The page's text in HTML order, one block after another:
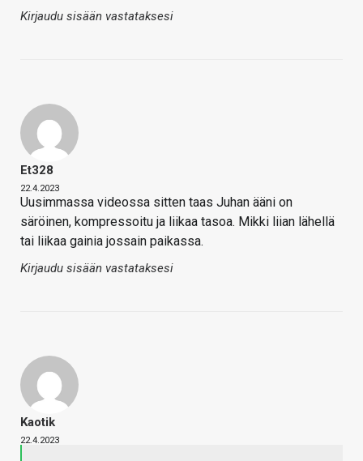
Kirjaudu sisään vastataksesi
Et328
22.4.2023
Uusimmassa videossa sitten taas Juhan ääni on
säröinen, kompressoitu ja liikaa tasoa. Mikki liian lähellä
tai liikaa gainia jossain paikassa.
Kirjaudu sisään vastataksesi
Kaotik
22.4.2023